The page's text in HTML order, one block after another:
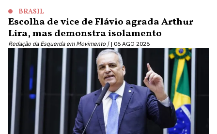
BRASIL
Escolha de vice de Flávio agrada Arthur
Lira, mas demonstra isolamento
Redação da Esquerda em Movimento | 06 AGO 2026